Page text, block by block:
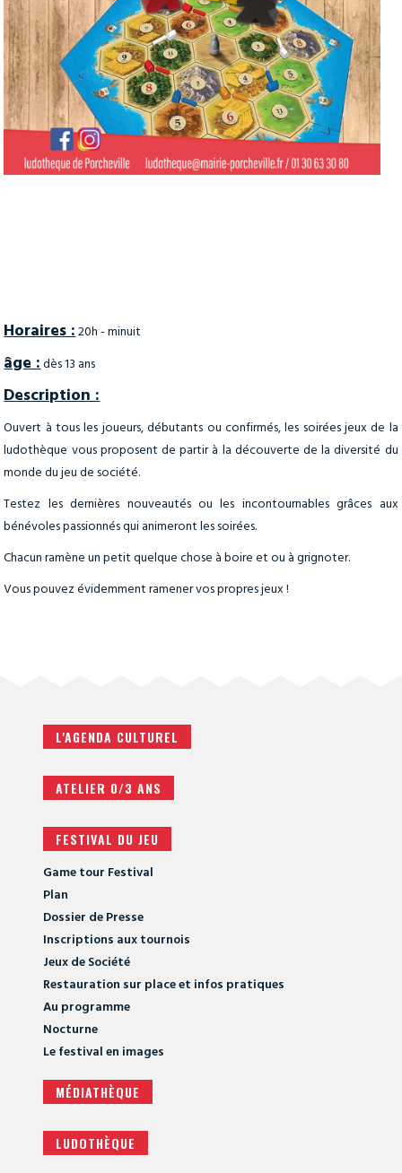
Horaires :20h - minuit
âge :dès 13 ans
Description :
Ouvert à tous les joueurs, débutants ou confirmés, les soirées jeux de la
ludothèque vous proposent de partir à la découverte de la diversité du
monde du jeu de société.
Testez les dernières nouveautés ou les incontournables grâces aux
bénévoles passionnés qui animeront les soirées.
Chacun ramène un petit quelque chose à boire et ou à grignoter.
Vous pouvez évidemment ramener vos propres jeux !
L'AGENDA CULTUREL
ATELIER 0/3 ANS
FESTIVAL DU JEU
Game tour Festival
Plan
Dossier de Presse
Inscriptions aux tournois
Jeux de Société
Restauration sur place et infos pratiques
Au programme
Nocturne
Le festival en images
MÉDIATHÈQUE
LUDOTHÈQUE